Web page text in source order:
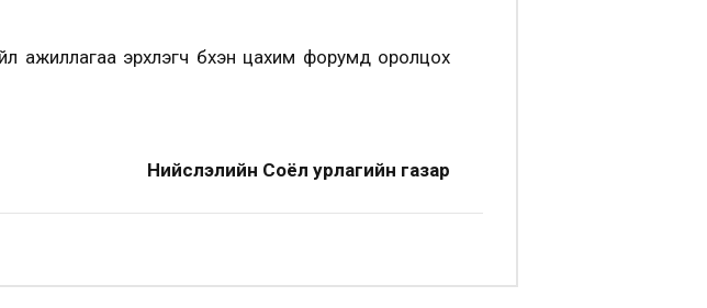
ажиллагаа эрхлэгч бүхэн цахим форумд оролцох
Нийслэлийн Соёл урлагийн газар